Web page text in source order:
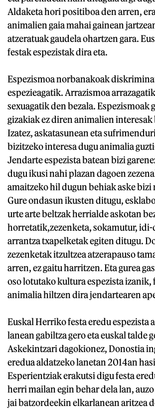
Aldaketa hori positiboa den arren,
animalien gaia mahai gainean
atzeratuak gaudela ohartzen gara.
festak espezistak dira eta.
Espezismoa norbanakoak
espezieagatik. Arrazismoa
sexuagatik den bezala. Espezismoak
gizakiak ez diren animalien interesak
Izatez, askatasunean eta
bizitzeko interesa dugu animalia
Jendarte espezista batean bizi
dugu ikusi nahi plazan dagoen
amaitzeko hil dugun behiak aske
Gure ondasun ikusten ditugu,
urte arte beltzak herrialde askotan
horretatik,zezenketa, sokamutur, idi-
arrantza txapelketak egiten ditugu.
zezenketak itzultzea atzerapauso
arren, ez gaitu harritzen. Eta gurea
oso lotutako kultura espezista izanik,
animalia hiltzen dira jendartearen
Euskal Herriko festa eredu espezista
lanean gabiltza gero eta euskal talde
Askekintzari dagokionez, Donostia
eredua aldatzeko lanetan 2014an
Esperientziak erakutsi digu festa
herri mailan egin behar dela lan,
jai batzordeekin elkarlanean aritzea